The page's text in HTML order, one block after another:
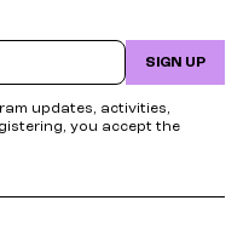
SIGN UP
updates, activities,
you accept the